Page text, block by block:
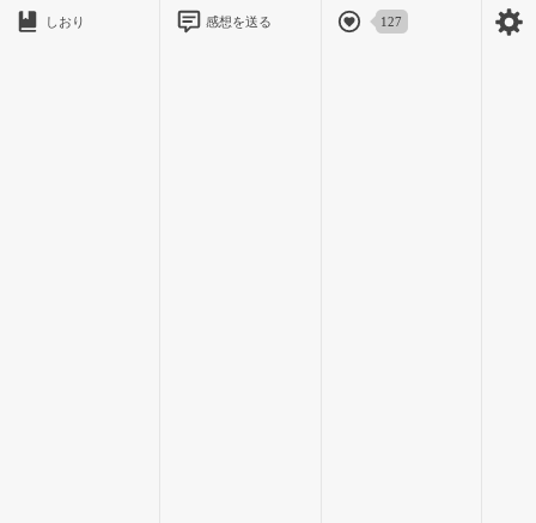
しおり 感想を送る 127